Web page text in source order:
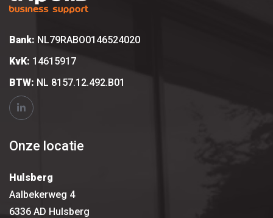
Bank: NL79RABO0146524020
KvK: 14615917
BTW: NL 8157.12.492.B01
Onze locatie
Hulsberg
Aalbekerweg 4
6336 AD Hulsberg